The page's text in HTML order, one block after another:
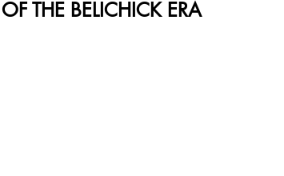
THE BELICHICK ERA